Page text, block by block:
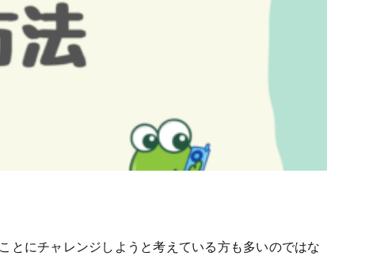
にチャレンジしようと考えている方も多いのではな